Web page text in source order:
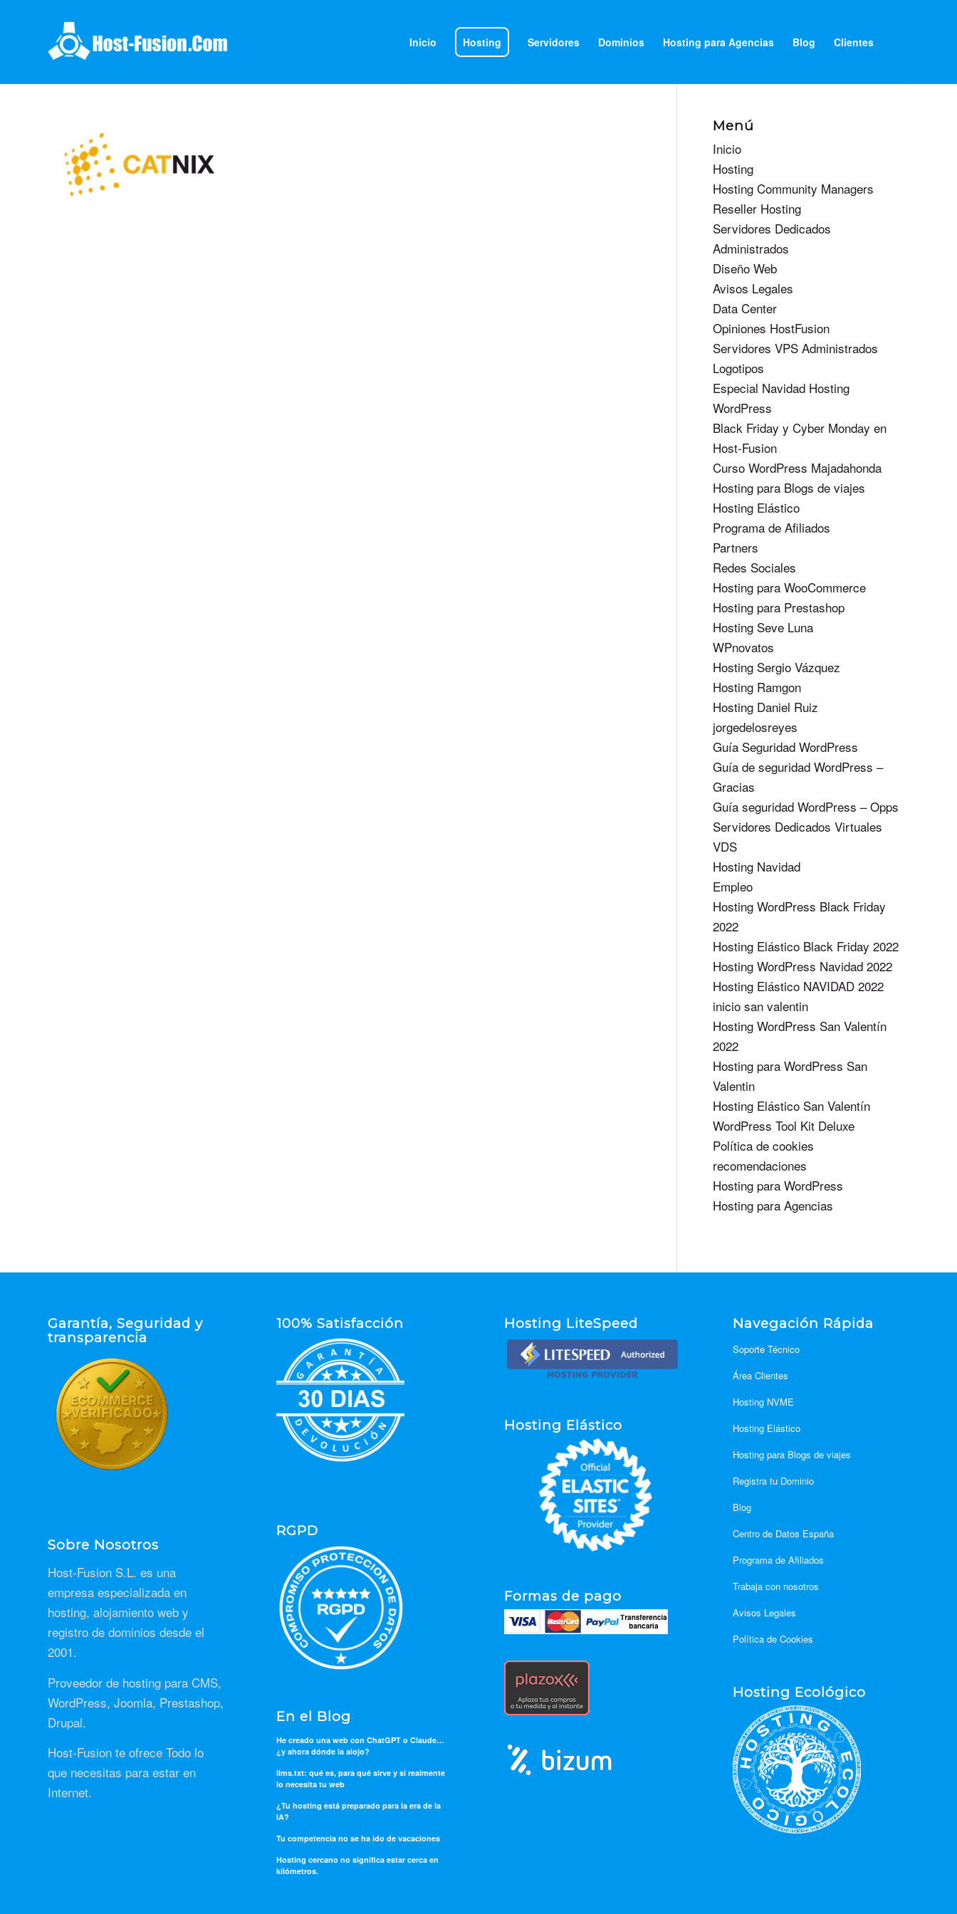
Inicio Hosting Servidores Dominios Hosting para Agencias Blog Clientes
Menú
Inicio
Hosting
Hosting Community Managers
Reseller Hosting
Servidores Dedicados
Administrados
Diseño Web
Avisos Legales
Data Center
Opiniones HostFusion
Servidores VPS Administrados
Logotipos
Especial Navidad Hosting
WordPress
Black Friday y Cyber Monday en
Host-Fusion
Curso WordPress Majadahonda
Hosting para Blogs de viajes
Hosting Elástico
Programa de Afiliados
Partners
Redes Sociales
Hosting para WooCommerce
Hosting para Prestashop
Hosting Seve Luna
WPnovatos
Hosting Sergio Vázquez
Hosting Ramgon
Hosting Daniel Ruiz
jorgedelosreyes
Guía Seguridad WordPress
Guía de seguridad WordPress –
Gracias
Guía seguridad WordPress – Opps
Servidores Dedicados Virtuales
VDS
Hosting Navidad
Empleo
Hosting WordPress Black Friday
2022
Hosting Elástico Black Friday 2022
Hosting WordPress Navidad 2022
Hosting Elástico NAVIDAD 2022
inicio san valentin
Hosting WordPress San Valentín
2022
Hosting para WordPress San
Valentin
Hosting Elástico San Valentín
WordPress Tool Kit Deluxe
Política de cookies
recomendaciones
Hosting para WordPress
Hosting para Agencias
Garantía, Seguridad y
transparencia
Sobre Nosotros
Host-Fusion S.L. es una
empresa especializada en
hosting, alojamiento web y
registro de dominios desde el
2001.
Proveedor de hosting para CMS,
WordPress, Joomla, Prestashop,
Drupal.
Host-Fusion te ofrece Todo lo
que necesitas para estar en
Internet.
100% Satisfacción
RGPD
En el Blog
He creado una web con ChatGPT o Claude…
¿y ahora dónde la alojo?
llms.txt: qué es, para qué sirve y si realmente
lo necesita tu web
¿Tu hosting está preparado para la era de la
IA?
Tu competencia no se ha ido de vacaciones
Hosting cercano no significa estar cerca en
kilómetros.
Hosting LiteSpeed
Hosting Elástico
Formas de pago
Navegación Rápida
Soporte Técnico
Área Clientes
Hosting NVME
Hosting Elástico
Hosting para Blogs de viajes
Registra tu Dominio
Blog
Centro de Datos España
Programa de Afiliados
Trabaja con nosotros
Avisos Legales
Política de Cookies
Hosting Ecológico